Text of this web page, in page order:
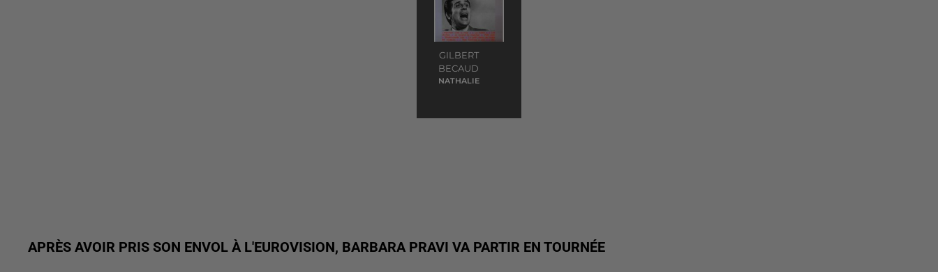
GILBERT
BECAUD
NATHALIE
APRÈS AVOIR PRIS SON ENVOL À L'EUROVISION, BARBARA PRAVI VA PARTIR EN TOURNÉE